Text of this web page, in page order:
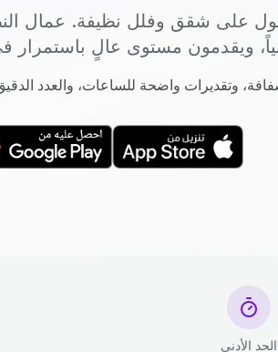
على شقق وفلل نظيفة. عمال
ويقدمون مستوى عالٍ باستمرار
وتقديرات واضحة للساعات، والعدد
الحد الأدنى